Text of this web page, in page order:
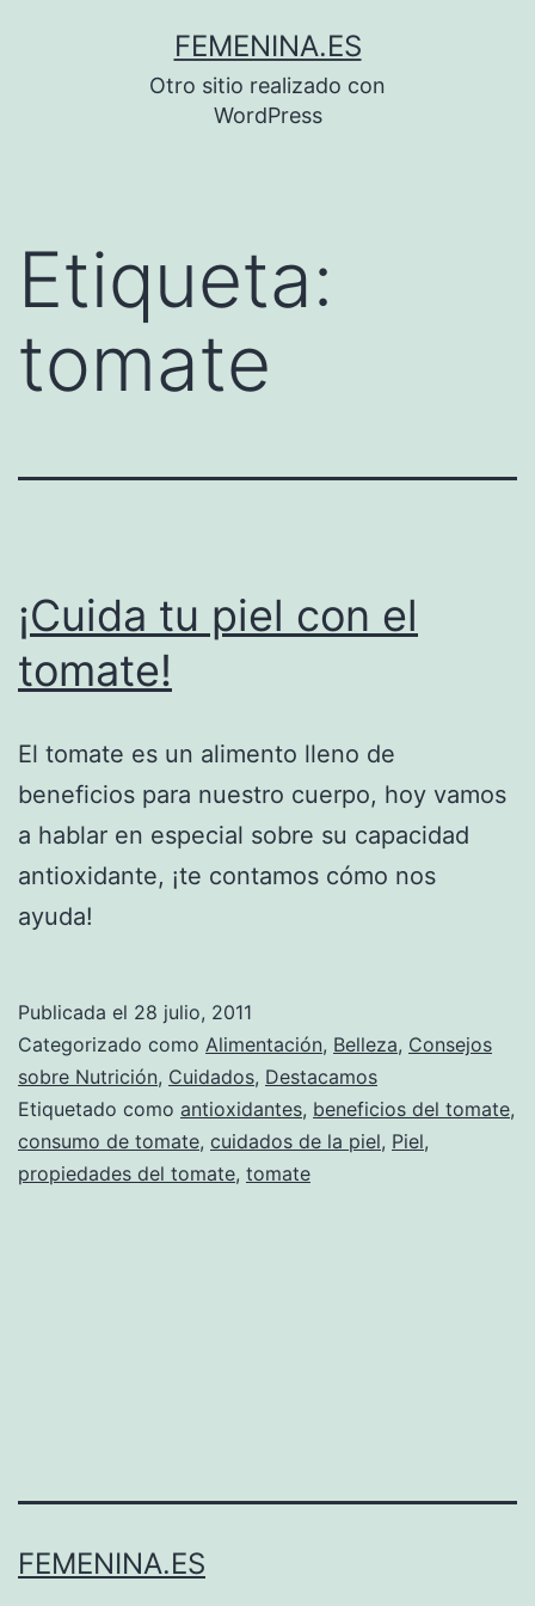
FEMENINA.ES
Otro sitio realizado con
WordPress
Etiqueta:
tomate
¡Cuida tu piel con el
tomate!
El tomate es un alimento lleno de
beneficios para nuestro cuerpo, hoy vamos
a hablar en especial sobre su capacidad
antioxidante, ¡te contamos cómo nos
ayuda!
Publicada el 28 julio, 2011
Categorizado como Alimentación, Belleza, Consejos
sobre Nutrición, Cuidados, Destacamos
Etiquetado como antioxidantes, beneficios del tomate,
consumo de tomate, cuidados de la piel, Piel,
propiedades del tomate, tomate
FEMENINA.ES